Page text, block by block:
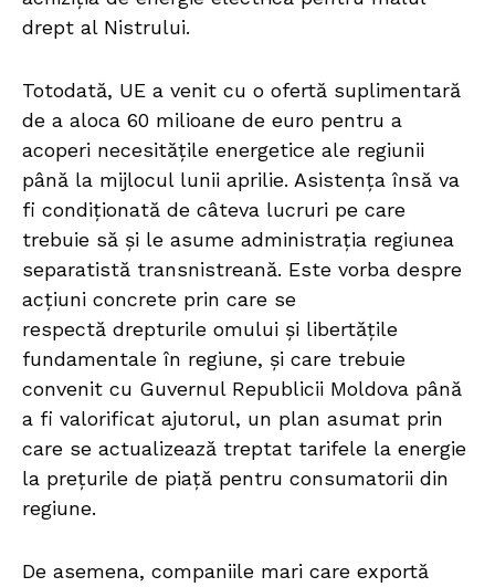
drept al Nistrului.
Totodată, UE a venit cu o ofertă suplimentară
de a aloca 60 milioane de euro pentru a
acoperi necesitățile energetice ale regiunii
până la mijlocul lunii aprilie. Asistența însă va
fi condiționată de câteva lucruri pe care
trebuie să și le asume administrația regiunea
separatistă transnistreană. Este vorba despre
acțiuni concrete prin care se
respectă drepturile omului și libertățile
fundamentale în regiune, și care trebuie
convenit cu Guvernul Republicii Moldova până
a fi valorificat ajutorul, un plan asumat prin
care se actualizează treptat tarifele la energie
la prețurile de piață pentru consumatorii din
regiune.
De asemena, companiile mari care exportă